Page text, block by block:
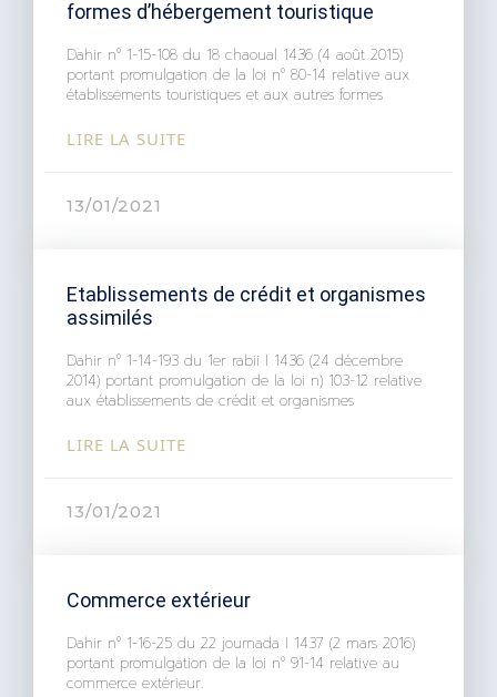
formes d’hébergement touristique
Dahir n° 1-15-108 du 18 chaoual 1436 (4 août 2015)
portant promulgation de la loi n° 80-14 relative aux
établissements touristiques et aux autres formes
LIRE LA SUITE
13/01/2021
Etablissements de crédit et organismes
assimilés
Dahir n° 1-14-193 du 1er rabii I 1436 (24 décembre
2014) portant promulgation de la loi n) 103-12 relative
aux établissements de crédit et organismes
LIRE LA SUITE
13/01/2021
Commerce extérieur
Dahir n° 1-16-25 du 22 joumada I 1437 (2 mars 2016)
portant promulgation de la loi n° 91-14 relative au
commerce extérieur.